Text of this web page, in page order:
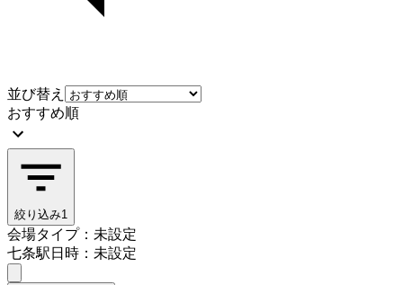
並び替え
おすすめ順
絞り込み1
会場タイプ：未設定
七条駅日時：未設定